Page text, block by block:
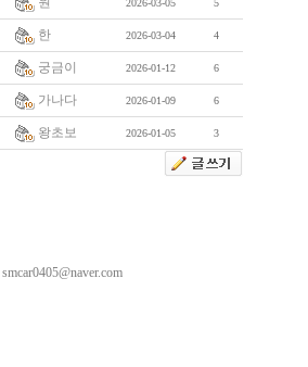
2026-03-05 5
한 2026-03-04 4
궁금이 2026-01-12 6
가나다 2026-01-09 6
왕초보 2026-01-05 3
smcar0405@naver.com